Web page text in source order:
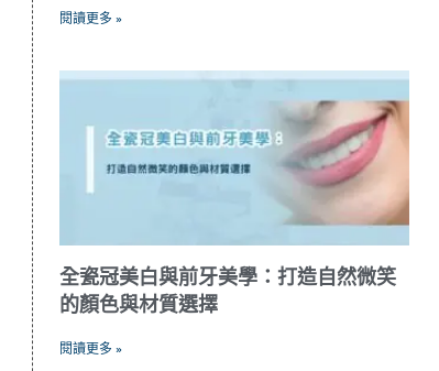
閱讀更多 »
全瓷冠美白與前牙美學：打造自然微笑
的顏色與材質選擇
閱讀更多 »